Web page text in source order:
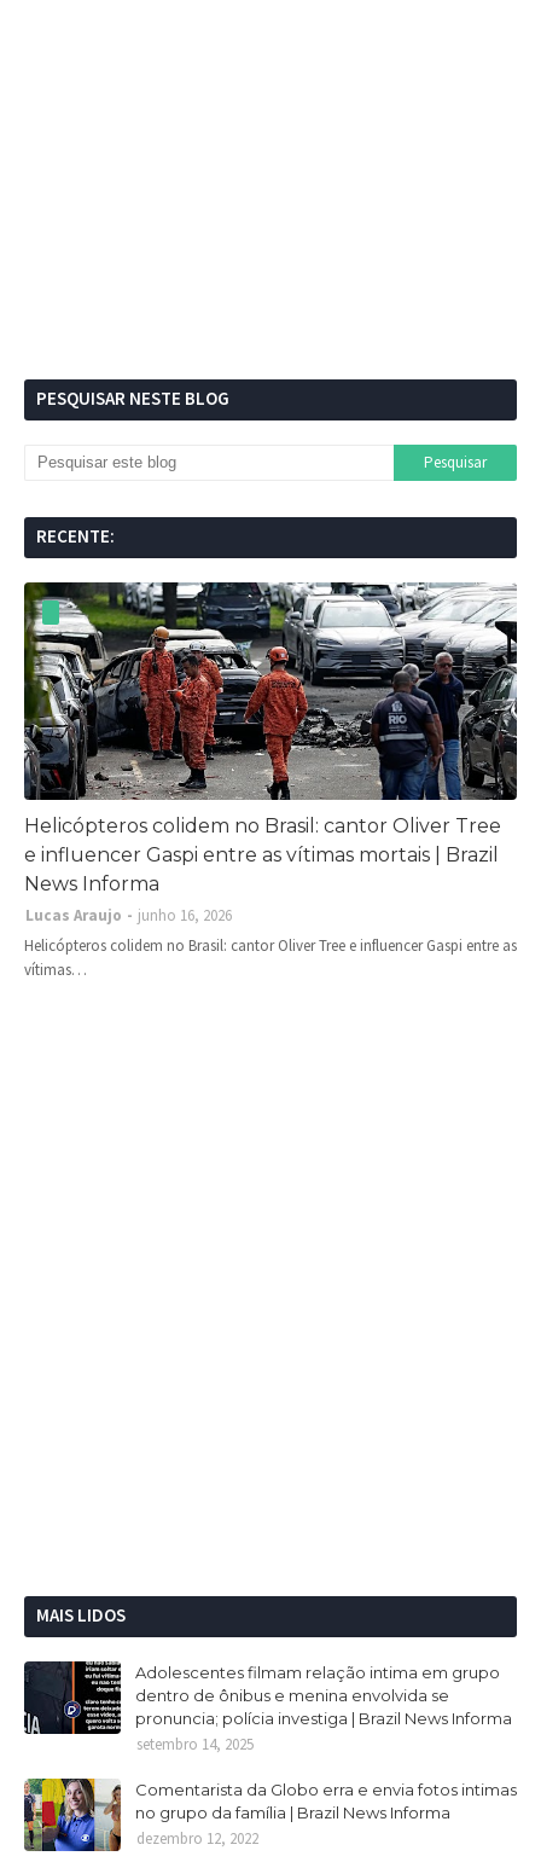
PESQUISAR NESTE BLOG
RECENTE:
Helicópteros colidem no Brasil: cantor Oliver Tree
e influencer Gaspi entre as vítimas mortais | Brazil
News Informa
Lucas Araujo
junho 16, 2026
Helicópteros colidem no Brasil: cantor Oliver Tree e influencer Gaspi entre as
vítimas…
MAIS LIDOS
Adolescentes filmam relação intima em grupo
dentro de ônibus e menina envolvida se
pronuncia; polícia investiga | Brazil News Informa
setembro 14, 2025
Comentarista da Globo erra e envia fotos intimas
no grupo da família | Brazil News Informa
dezembro 12, 2022